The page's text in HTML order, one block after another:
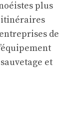
plus
itinéraires
de
et